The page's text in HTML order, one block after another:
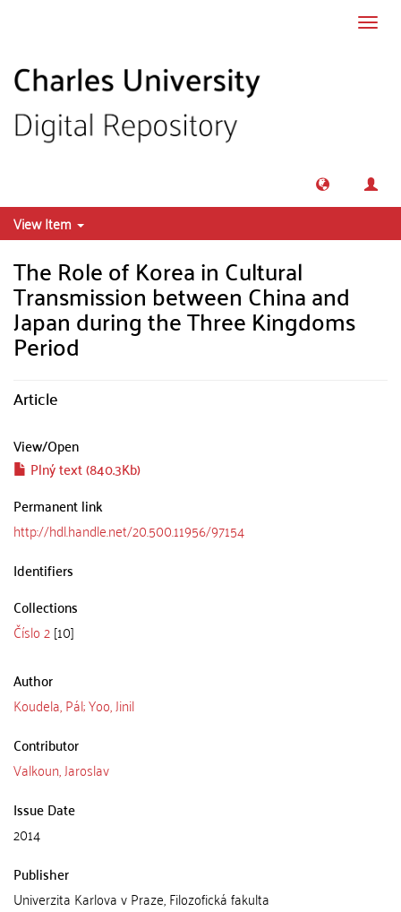
View Item
The Role of Korea in Cultural
Transmission between China and
Japan during the Three Kingdoms
Period
Article
View/Open
Plný text (840.3Kb)
Permanent link
http://hdl.handle.net/20.500.11956/97154
Identifiers
Collections
Číslo 2[10]
Author
Koudela, Pál; Yoo, Jinil
Contributor
Valkoun, Jaroslav
Issue Date
2014
Publisher
Univerzita Karlova v Praze, Filozofická fakulta